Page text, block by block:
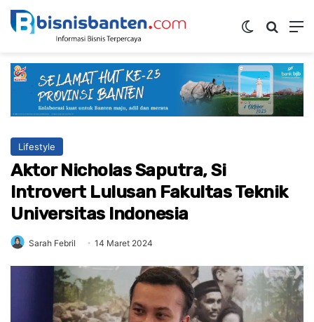
Switch skin
Lifestyle
Aktor Nicholas Saputra, Si
Introvert Lulusan Fakultas Teknik
Universitas Indonesia
Sarah Febril 14 Maret 2024